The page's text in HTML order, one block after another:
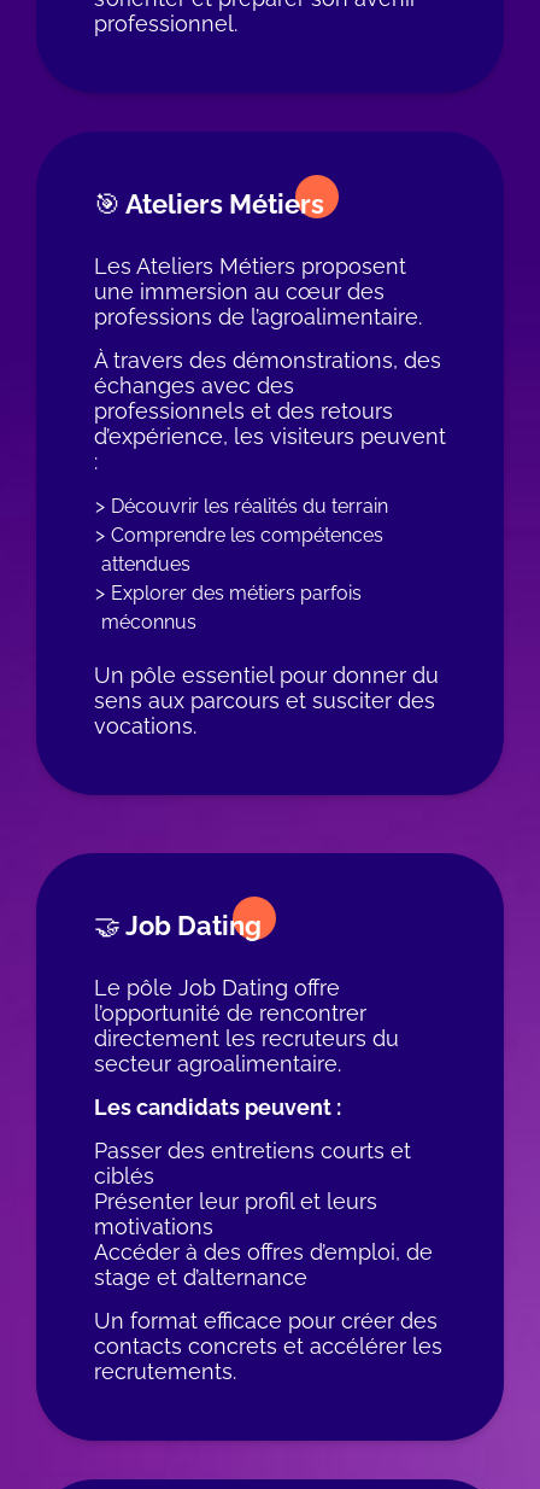
professionnel.
🎯 Ateliers Métiers
Les Ateliers Métiers proposent
une immersion au cœur des
professions de l’agroalimentaire.
À travers des démonstrations, des
échanges avec des
professionnels et des retours
d’expérience, les visiteurs peuvent
:
Découvrir les réalités du terrain
Comprendre les compétences
attendues
Explorer des métiers parfois
méconnus
Un pôle essentiel pour donner du
sens aux parcours et susciter des
vocations.
🤝 Job Dating
Le pôle Job Dating offre
l’opportunité de rencontrer
directement les recruteurs du
secteur agroalimentaire.
Les candidats peuvent :
Passer des entretiens courts et
ciblés
Présenter leur profil et leurs
motivations
Accéder à des offres d’emploi, de
stage et d’alternance
Un format efficace pour créer des
contacts concrets et accélérer les
recrutements.